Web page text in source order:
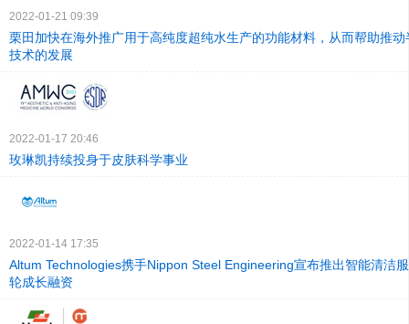
2022-01-21 09:39
栗田加快在海外推广用于高纯度超纯水生产的功能材料，从而帮助推
技术的发展
2022-01-17 20:46
玫琳凯持续投身于皮肤科学事业
2022-01-14 17:35
Altum Technologies携手Nippon Steel Engineering宣布推出智能清洁
轮成长融资